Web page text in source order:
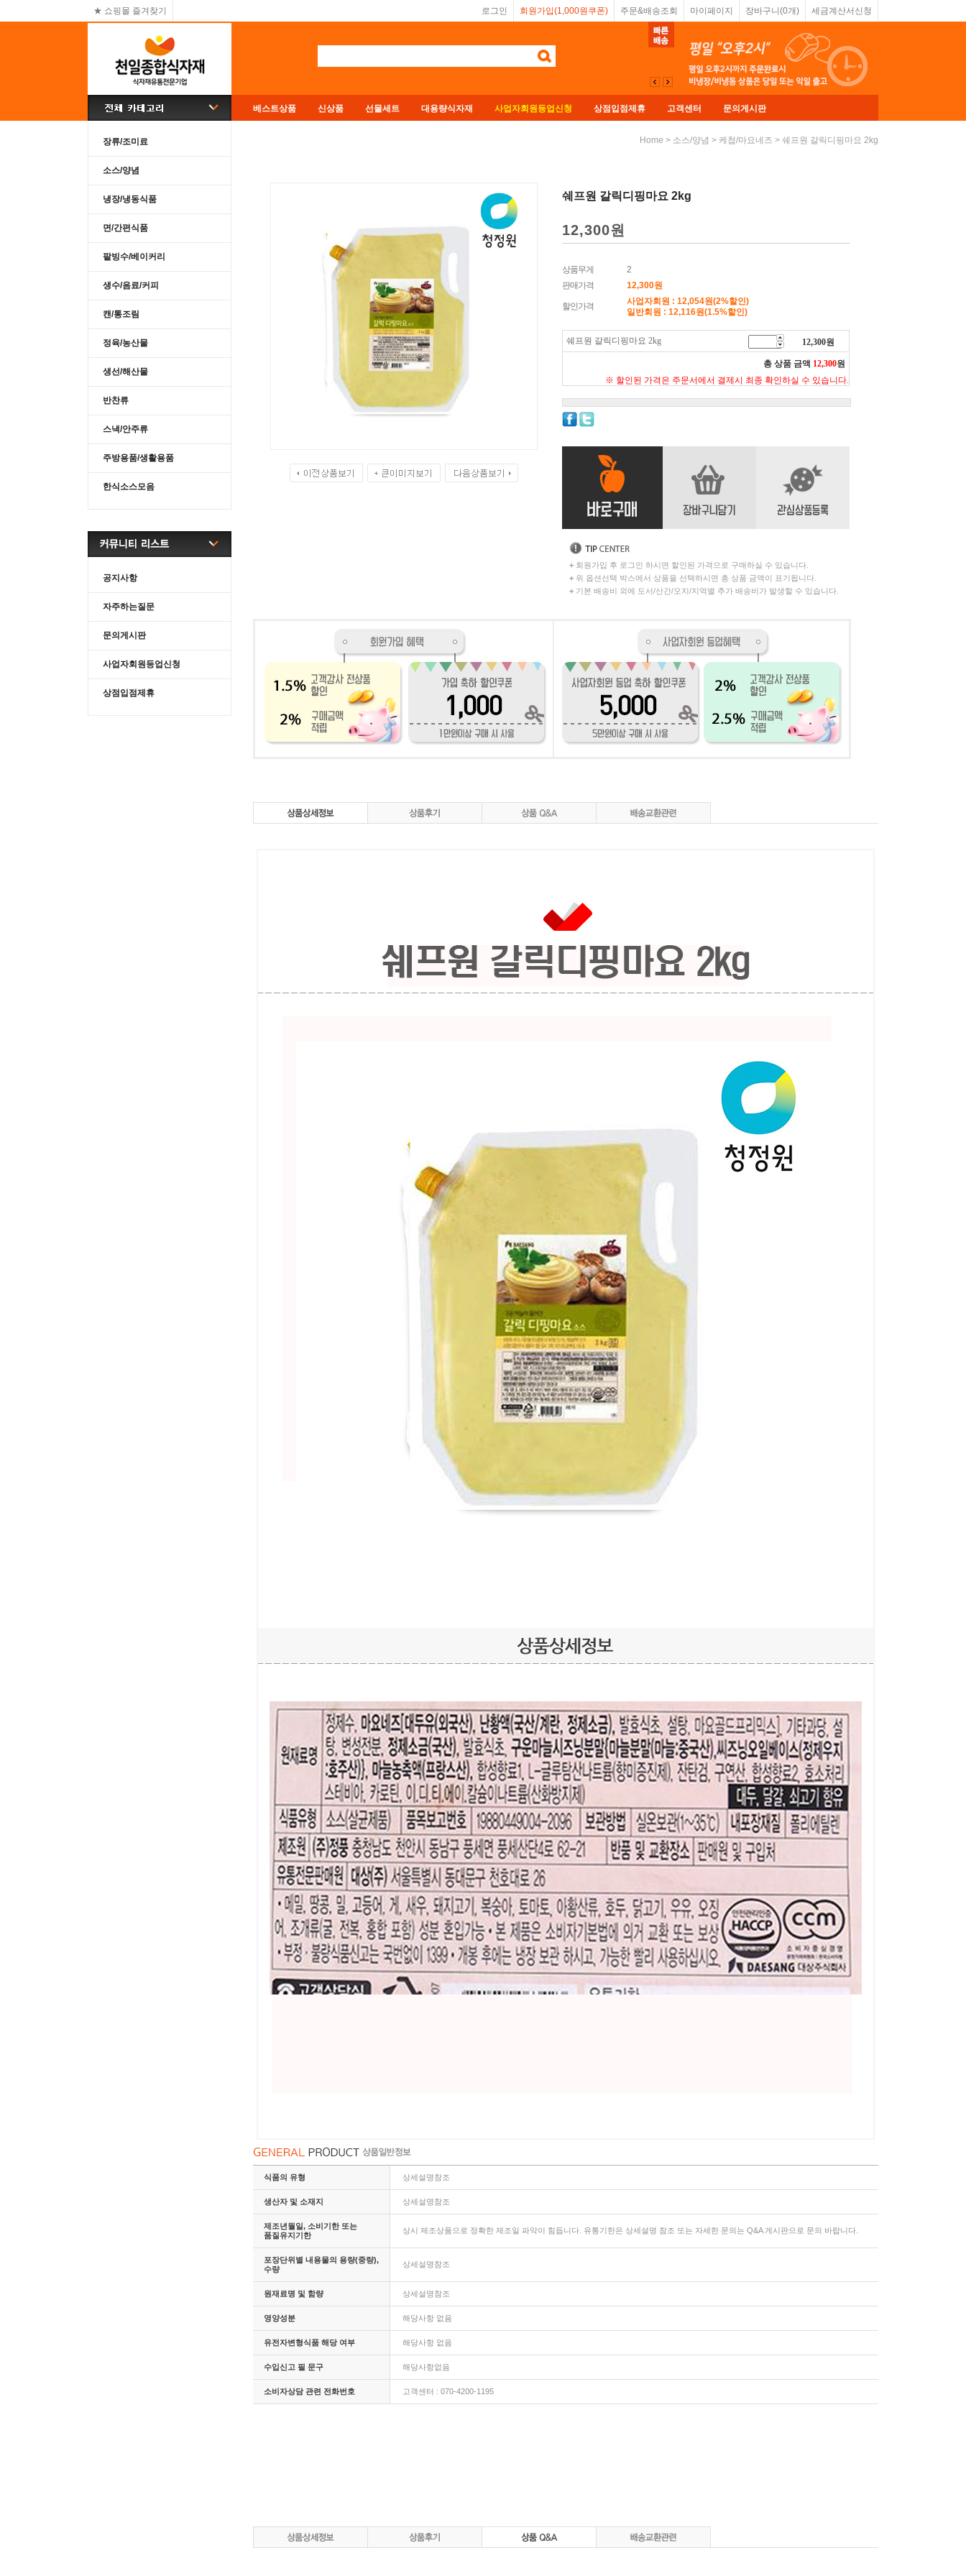
★ 쇼핑몰 즐겨찾기 로그인 회원가입(1,000원쿠폰) 주문&배송조회 마이페이지 장바구니(0개) 세금계산서신청
베스트상품 신상품 선물세트 대용량식자재 사업자회원등업신청 상점입점제휴 고객센터 문의게시판
장류/조미료
소스/양념
냉장/냉동식품
면/간편식품
팥빙수/베이커리
생수/음료/커피
캔/통조림
정육/농산물
생선/해산물
반찬류
스낵/안주류
주방용품/생활용품
한식소스모음
공지사항
자주하는질문
문의게시판
사업자회원등업신청
상점입점제휴
Home > 소스/양념 > 케첩/마요네즈 > 쉐프원 갈릭디핑마요 2kg
쉐프원 갈릭디핑마요 2kg
12,300원
상품무게
2
판매가격
12,300원
할인가격
사업자회원 : 12,054원(2%할인)
일반회원 : 12,116원(1.5%할인)
쉐프원 갈릭디핑마요 2kg 12,300원
총 상품 금액 12,300원
※ 할인된 가격은 주문서에서 결제시 최종 확인하실 수 있습니다.
+ 회원가입 후 로그인 하시면 할인된 가격으로 구매하실 수 있습니다.
+ 위 옵션선택 박스에서 상품을 선택하시면 총 상품 금액이 표기됩니다.
+ 기본 배송비 외에 도서/산간/오지/지역별 추가 배송비가 발생할 수 있습니다.
식품의 유형 상세설명참조
생산자 및 소재지 상세설명참조
제조년월일, 소비기한 또는
품질유지기한
상시 제조상품으로 정확한 제조일 파악이 힘듭니다. 유통기한은 상세설명 참조 또는 자세한 문의는 Q&A 게시판으로 문의 바랍니다.
포장단위별 내용물의 용량(중량),
수량
상세설명참조
원재료명 및 함량 상세설명참조
영양성분 해당사항 없음
유전자변형식품 해당 여부 해당사항 없음
수입신고 필 문구 해당사항없음
소비자상담 관련 전화번호 고객센터 : 070-4200-1195